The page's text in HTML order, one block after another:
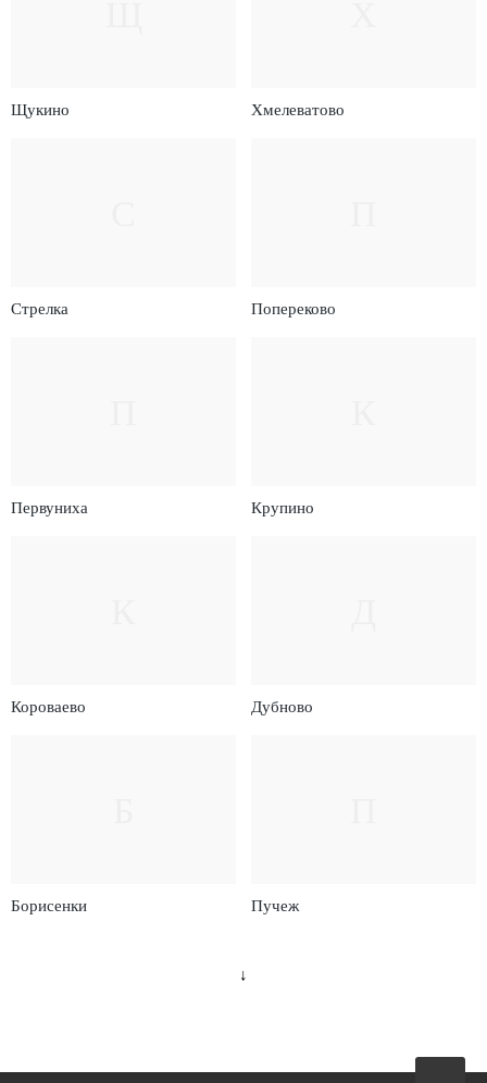
Щукино Хмелеватово
Стрелка Попереково
Первуниха Крупино
Короваево Дубново
Борисенки Пучеж
↓